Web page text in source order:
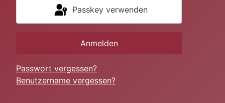
Passkey verwenden
Anmelden
Passwort vergessen?
Benutzername vergessen?